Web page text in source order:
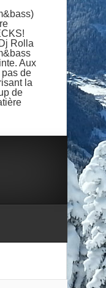
Rolla
Aux
de
la
de